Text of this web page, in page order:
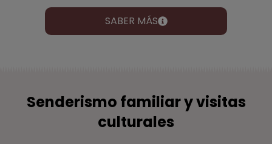
SABER MÁS
Senderismo familiar y visitas
culturales